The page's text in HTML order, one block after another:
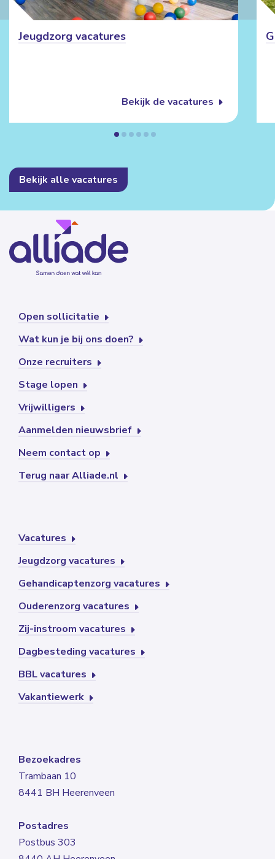
Jeugdzorg vacatures
Bekijk de vacatures
Bekijk alle vacatures
Open sollicitatie
Wat kun je bij ons doen?
Onze recruiters
Stage lopen
Vrijwilligers
Aanmelden nieuwsbrief
Neem contact op
Terug naar Alliade.nl
Vacatures
Jeugdzorg vacatures
Gehandicaptenzorg vacatures
Ouderenzorg vacatures
Zij-instroom vacatures
Dagbesteding vacatures
BBL vacatures
Vakantiewerk
Bezoekadres
Trambaan 10
8441 BH Heerenveen
Postadres
Postbus 303